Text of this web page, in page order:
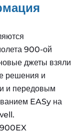
900-ой
джеты взяли
решения и
и передовым
EASy на